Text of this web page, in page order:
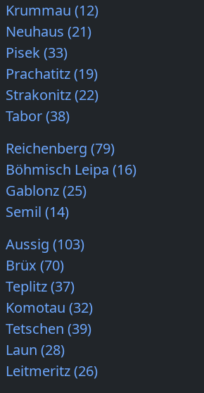
Krummau (12)
Neuhaus (21)
Pisek (33)
Prachatitz (19)
Strakonitz (22)
Tabor (38)
Reichenberg (79)
Böhmisch Leipa (16)
Gablonz (25)
Semil (14)
Aussig (103)
Brüx (70)
Teplitz (37)
Komotau (32)
Tetschen (39)
Laun (28)
Leitmeritz (26)